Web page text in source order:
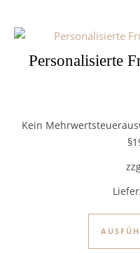
Personalisierte
Kein